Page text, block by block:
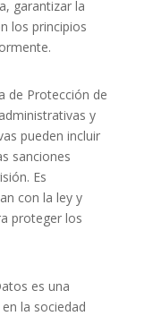
garantizar la
los principios
de Protección de
y
pueden incluir
sanciones
Es
con la ley y
proteger los
es una
la sociedad